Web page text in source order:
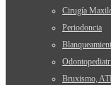
Cirugía
Periodoncia
Bruxismo,